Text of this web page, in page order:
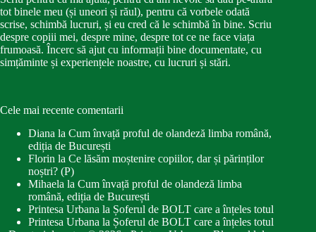
tot binele meu (și uneori și răul), pentru că vorbele odată
scrise, schimbă lucruri, și eu cred că le schimbă în bine. Scriu
despre copiii mei, despre mine, despre tot ce ne face viața
frumoasă. Încerc să ajut cu informații bine documentate, cu
simțăminte și experiențele noastre, cu lucruri și stări.
Cele mai recente comentarii
Diana la Cum învață proful de olandeză limba română,
ediția de București
Florin la Ce lăsăm moștenire copiilor, dar și părinților
noștri? (P)
Mihaela la Cum învață proful de olandeză limba
română, ediția de București
Printesa Urbana la Șoferul de BOLT care a înțeles totul
Printesa Urbana la Șoferul de BOLT care a înțeles totul